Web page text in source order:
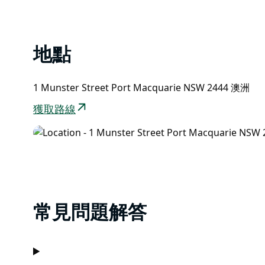
地點
1 Munster Street Port Macquarie NSW 2444 澳洲
獲取路線
常見問題解答